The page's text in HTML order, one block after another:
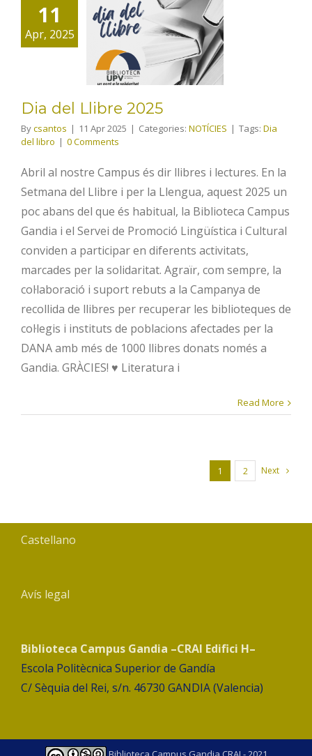
11
Apr, 2025
Dia del
Llibre 2025
Dia del Llibre 2025
Bycsantos | 11 Apr 2025 | Categories: NOTÍCIES | Tags: Dia
del libro | 0 Comments
Abril al nostre Campus és dir llibres i lectures. En la
Setmana del Llibre i per la Llengua, aquest 2025 un
poc abans del que és habitual, la Biblioteca Campus
Gandia i el Servei de Promoció Lingüística i Cultural
conviden a participar en diferents activitats,
marcades per la solidaritat. Agraïr, com sempre, la
col·laboració i suport rebuts a la Campanya de
recollida de llibres per recuperar les biblioteques de
col·legis i instituts de poblacions afectades per la
DANA amb més de 1000 llibres donats només a
Gandia. GRÀCIES! ♥ Literatura i
Read More
1 2 Next
Castellano
Avís legal
Biblioteca Campus Gandia –CRAI Edifici H–
Escola Politècnica Superior de Gandía
C/ Sèquia del Rei, s/n. 46730 GANDIA (Valencia)